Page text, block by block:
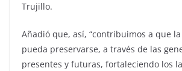
Trujillo.
Añadió que, así, “contribuimos a que
pueda preservarse, a través de las
presentes y futuras, fortaleciendo los